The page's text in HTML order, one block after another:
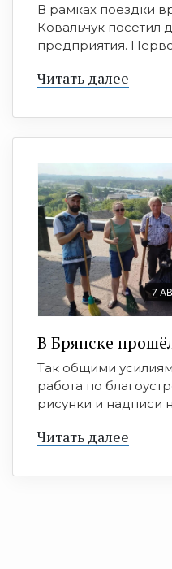
В рамках поездки
Ковальчук посетил
предприятия.
Читать далее
7
В Брянске
Так общими
работа по
рисунки и надписи
Читать далее